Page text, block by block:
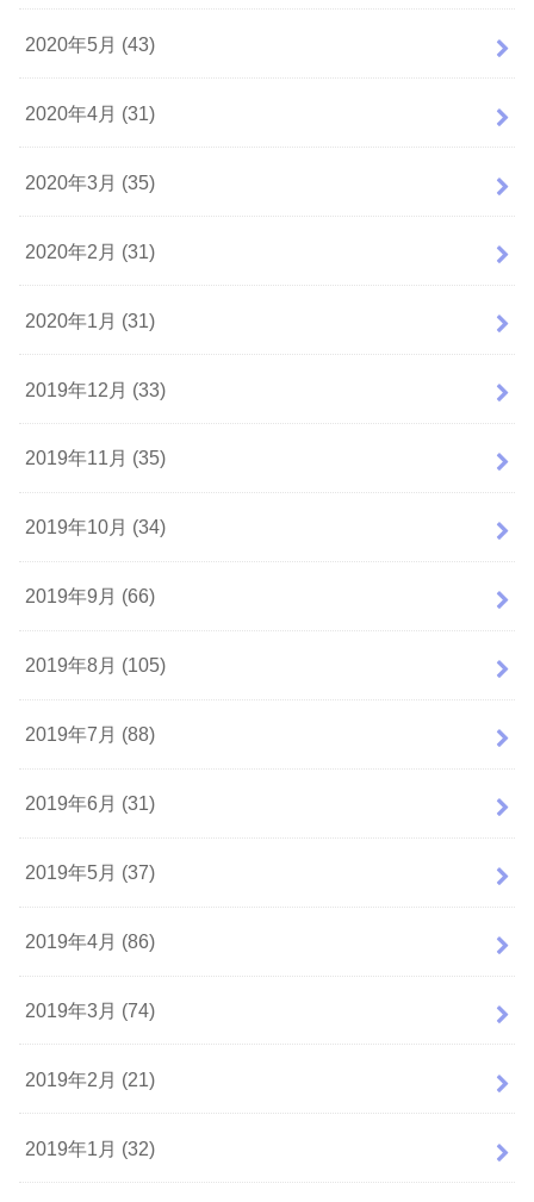
2020年5月 (43)
2020年4月 (31)
2020年3月 (35)
2020年2月 (31)
2020年1月 (31)
2019年12月 (33)
2019年11月 (35)
2019年10月 (34)
2019年9月 (66)
2019年8月 (105)
2019年7月 (88)
2019年6月 (31)
2019年5月 (37)
2019年4月 (86)
2019年3月 (74)
2019年2月 (21)
2019年1月 (32)